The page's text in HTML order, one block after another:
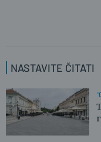
NASTAVITE ČITATI